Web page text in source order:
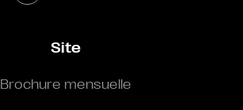
Site
Brochure mensuelle